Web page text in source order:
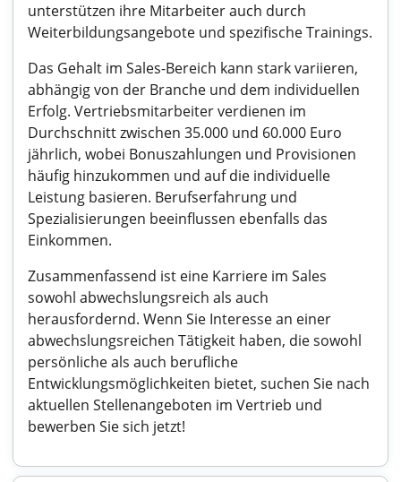
unterstützen ihre Mitarbeiter auch durch
Weiterbildungsangebote und spezifische Trainings.
Das Gehalt im Sales-Bereich kann stark variieren,
abhängig von der Branche und dem individuellen
Erfolg. Vertriebsmitarbeiter verdienen im
Durchschnitt zwischen 35.000 und 60.000 Euro
jährlich, wobei Bonuszahlungen und Provisionen
häufig hinzukommen und auf die individuelle
Leistung basieren. Berufserfahrung und
Spezialisierungen beeinflussen ebenfalls das
Einkommen.
Zusammenfassend ist eine Karriere im Sales
sowohl abwechslungsreich als auch
herausfordernd. Wenn Sie Interesse an einer
abwechslungsreichen Tätigkeit haben, die sowohl
persönliche als auch berufliche
Entwicklungsmöglichkeiten bietet, suchen Sie nach
aktuellen Stellenangeboten im Vertrieb und
bewerben Sie sich jetzt!